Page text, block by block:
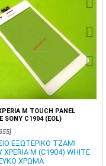
M TOUCH PANEL
SONY C1904 (EOL)
ΕΞΩΤΕΡΙΚΟ ΤΖΑΜΙ
XPERIA M (C1904) WHITE
ΧΡΩΜΑ